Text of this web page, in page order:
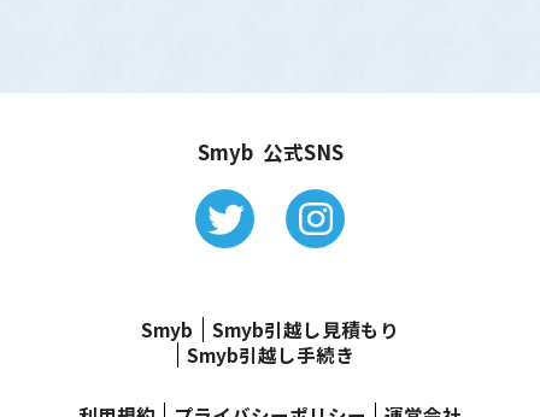
Smyb 公式SNS
Smyb
Smyb引越し見積もり
Smyb引越し手続き